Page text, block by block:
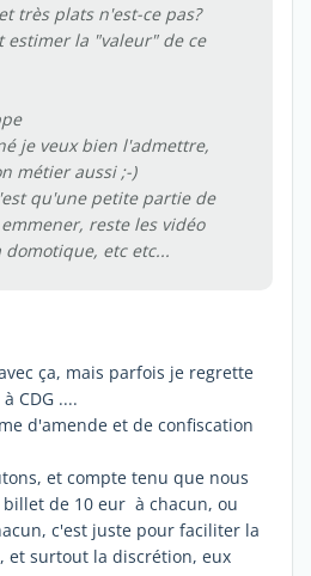
très plats n'est-ce pas?
estimer la "valeur" de ce
je veux bien l'admettre,
métier aussi ;-)
qu'une petite partie de
reste les vidéo
etc etc...
ça, mais parfois je regrette
CDG ....
d'amende et de confiscation
et compte tenu que nous
de 10 eur à chacun, ou
c'est juste pour faciliter la
et surtout la discrétion, eux